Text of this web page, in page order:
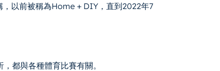
以前被稱為Home + DIY，直到2022年7
都與各種體育比賽有關。